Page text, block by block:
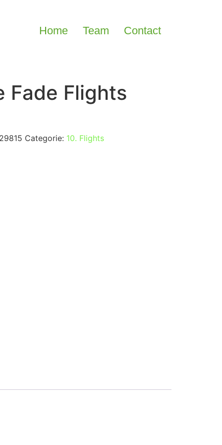
Home Team Contact
Fade Flights
Categorie: 10. Flights